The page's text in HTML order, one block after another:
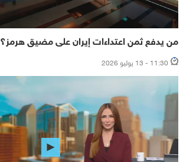
من يدفع ثمن اعتداءات إيران على مضيق هرمز؟
11:30 - 13 يوليو 2026